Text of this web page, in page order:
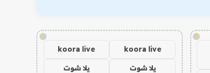
!
!
koora live
koora live
يلا شوت يلا شوت